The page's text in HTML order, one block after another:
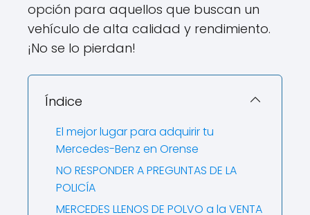
opción para aquellos que buscan un
vehículo de alta calidad y rendimiento.
¡No se lo pierdan!
Índice
El mejor lugar para adquirir tu
Mercedes-Benz en Orense
NO RESPONDER A PREGUNTAS DE LA
POLICÍA
MERCEDES LLENOS DE POLVO a la VENTA